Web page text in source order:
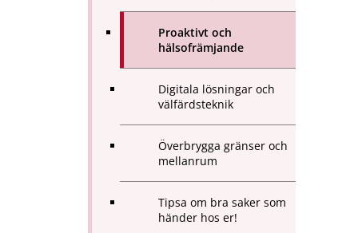
Proaktivt och
hälsofrämjande
Digitala lösningar och
välfärdsteknik
Överbrygga gränser och
mellanrum
Tipsa om bra saker som
händer hos er!